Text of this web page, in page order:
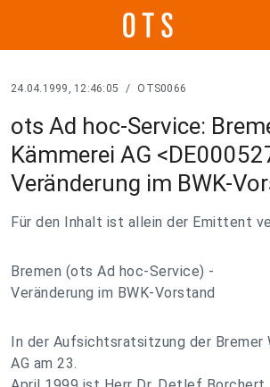
24.04.1999, 12:46:05 / OTS0066
ots Ad hoc-Service:
Kämmerei AG
Veränderung im BWK-
Für den Inhalt ist allein der Emittent
Bremen (ots Ad hoc-Service) -
Veränderung im BWK-Vorstand
In der Aufsichtsratsitzung der Bremer
AG am 23.